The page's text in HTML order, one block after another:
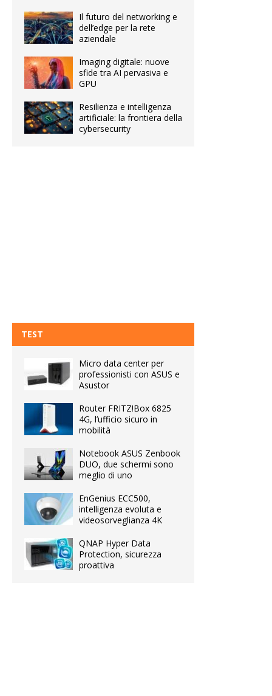
Il futuro del networking e
dell’edge per la rete
aziendale
Imaging digitale: nuove
sfide tra AI pervasiva e
GPU
Resilienza e intelligenza
artificiale: la frontiera della
cybersecurity
TEST
Micro data center per
professionisti con ASUS e
Asustor
Router FRITZ!Box 6825
4G, l’ufficio sicuro in
mobilità
Notebook ASUS Zenbook
DUO, due schermi sono
meglio di uno
EnGenius ECC500,
intelligenza evoluta e
videosorveglianza 4K
QNAP Hyper Data
Protection, sicurezza
proattiva